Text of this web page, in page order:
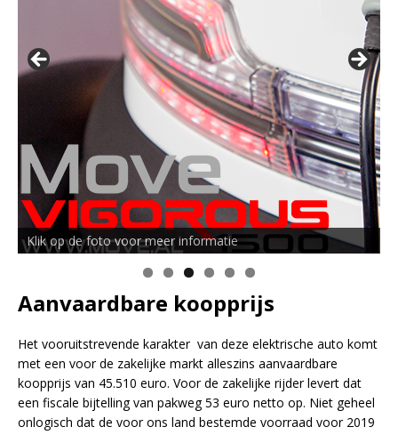
Klik op de foto voor meer informatie
Aanvaardbare koopprijs
Het vooruitstrevende karakter van deze elektrische auto komt
met een voor de zakelijke markt alleszins aanvaardbare
koopprijs van 45.510 euro. Voor de zakelijke rijder levert dat
een fiscale bijtelling van pakweg 53 euro netto op. Niet geheel
onlogisch dat de voor ons land bestemde voorraad voor 2019